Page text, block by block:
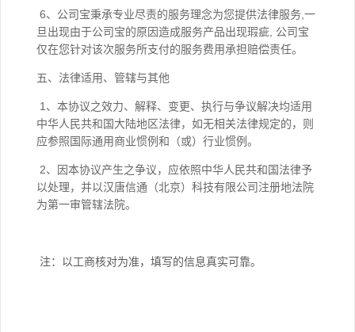
6、公司宝秉承专业尽责的服务理念为您提供法律服务,一
旦出现由于公司宝的原因造成服务产品出现瑕疵, 公司宝
仅在您针对该次服务所支付的服务费用承担赔偿责任。
五、法律适用、管辖与其他
1、本协议之效力、解释、变更、执行与争议解决均适用
中华人民共和国大陆地区法律，如无相关法律规定的，则
应参照国际通用商业惯例和（或）行业惯例。
2、因本协议产生之争议，应依照中华人民共和国法律予
以处理，并以汉唐信通（北京）科技有限公司注册地法院
为第一审管辖法院。
注：以工商核对为准，填写的信息真实可靠。